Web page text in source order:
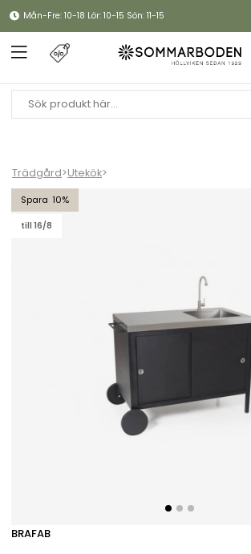
Mån-Fre: 10-18 Lör: 10-15 Sön: 11-15
Trädgård>Utekök>
10
till 16/8
Coldstream utekök med kran och vask - svart
BRAFAB